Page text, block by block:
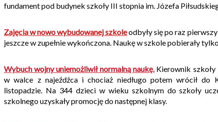
fundament pod budynek szkoły III stopnia im. Józefa
Zajęcia w nowo wybudowanej szkoleodbyły się po raz
jeszcze w zupełnie wykończona. Naukę w szkole pobierały
Wybuch wojny uniemożliwił normalną naukę.Kierownik szkoły
w walce z najeźdźca i chociaż niedługo potem wrócił do
listopadzie. Na 344 dzieci w wieku szkolnym do szkoły
szkolnego uzyskały promocję do następnej klasy.